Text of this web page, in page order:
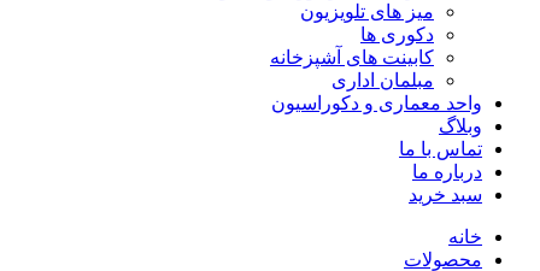
میز های تلویزیون
دکوری ها
کابینت های آشپزخانه
مبلمان اداری
واحد معماری و دکوراسیون
وبلاگ
تماس با ما
درباره ما
سبد خرید
خانه
محصولات